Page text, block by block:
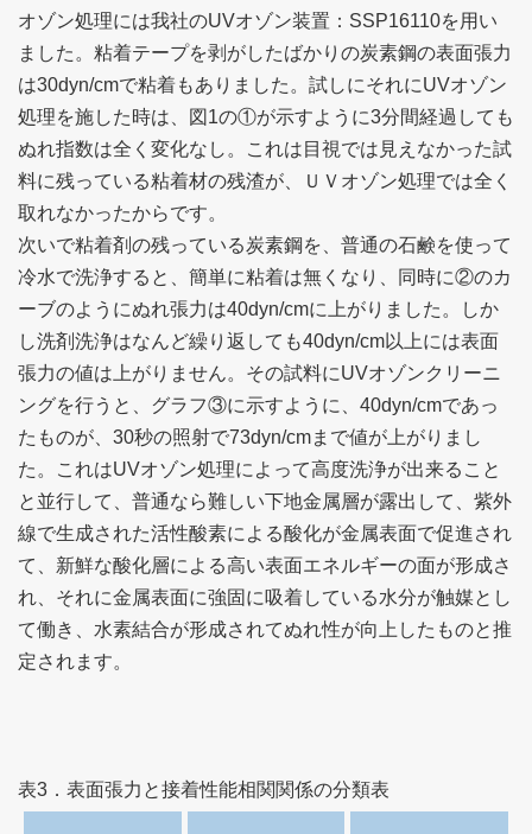
オゾン処理には我社のUVオゾン装置：SSP16110を用い
ました。粘着テープを剥がしたばかりの炭素鋼の表面張力
は30dyn/cmで粘着もありました。試しにそれにUVオゾン
処理を施した時は、図1の①が示すように3分間経過しても
ぬれ指数は全く変化なし。これは目視では見えなかった試
料に残っている粘着材の残渣が、ＵＶオゾン処理では全く
取れなかったからです。
次いで粘着剤の残っている炭素鋼を、普通の石鹸を使って
冷水で洗浄すると、簡単に粘着は無くなり、同時に②のカ
ーブのようにぬれ張力は40dyn/cmに上がりました。しか
し洗剤洗浄はなんど繰り返しても40dyn/cm以上には表面
張力の値は上がりません。その試料にUVオゾンクリーニ
ングを行うと、グラフ③に示すように、40dyn/cmであっ
たものが、30秒の照射で73dyn/cmまで値が上がりまし
た。これはUVオゾン処理によって高度洗浄が出来ること
と並行して、普通なら難しい下地金属層が露出して、紫外
線で生成された活性酸素による酸化が金属表面で促進され
て、新鮮な酸化層による高い表面エネルギーの面が形成さ
れ、それに金属表面に強固に吸着している水分が触媒とし
て働き、水素結合が形成されてぬれ性が向上したものと推
定されます。
表3．表面張力と接着性能相関関係の分類表